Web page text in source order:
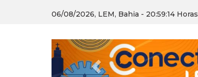
06/08/2026, LEM, Bahia - 20:59:15 Horas
Previous